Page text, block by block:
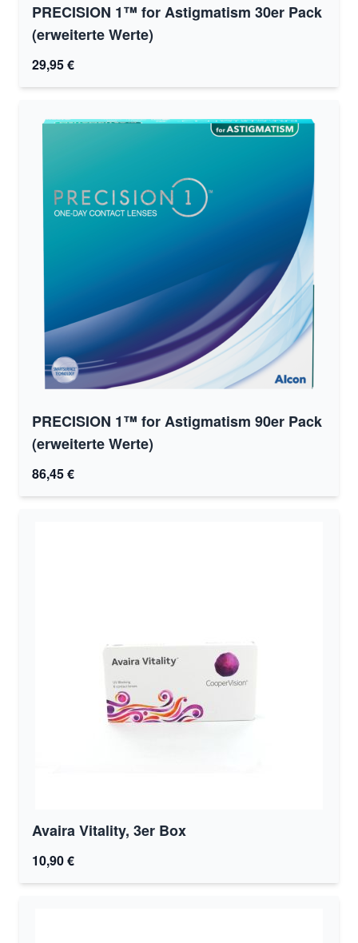
PRECISION 1™ for Astigmatism 30er Pack
(erweiterte Werte)
29,95 €
PRECISION 1™ for Astigmatism 90er Pack
(erweiterte Werte)
86,45 €
Avaira Vitality, 3er Box
10,90 €